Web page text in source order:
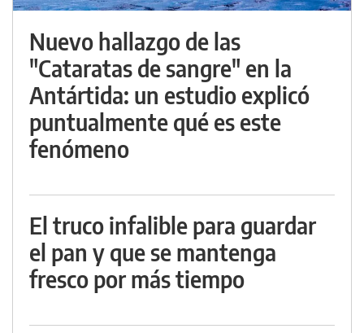
Nuevo hallazgo de las
"Cataratas de sangre" en la
Antártida: un estudio explicó
puntualmente qué es este
fenómeno
El truco infalible para guardar
el pan y que se mantenga
fresco por más tiempo